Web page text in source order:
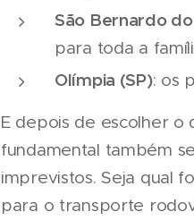
São Bernardo
para toda a
Olímpia (SP): os
E depois de escolher o
fundamental também
imprevistos. Seja qual
para o transporte